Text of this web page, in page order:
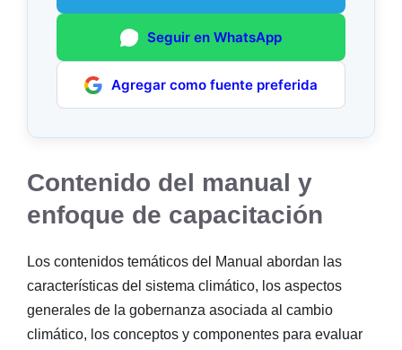
Seguir en WhatsApp
Agregar como fuente preferida
Contenido del manual y
enfoque de capacitación
Los contenidos temáticos del Manual abordan las
características del sistema climático, los aspectos
generales de la gobernanza asociada al cambio
climático, los conceptos y componentes para evaluar